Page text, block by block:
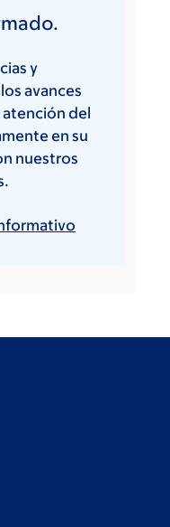
y
avances
atención del
en su
nuestros